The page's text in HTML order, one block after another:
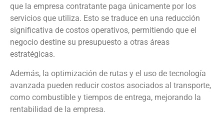
que la empresa contratante paga únicamente por los
servicios que utiliza. Esto se traduce en una reducción
significativa de costos operativos, permitiendo que el
negocio destine su presupuesto a otras áreas
estratégicas.
Además, la optimización de rutas y el uso de tecnología
avanzada pueden reducir costos asociados al transporte,
como combustible y tiempos de entrega, mejorando la
rentabilidad de la empresa.